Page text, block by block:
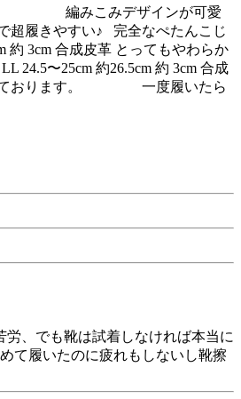
！！ 編みこみデザインが可愛
履きやすい♪ 完全なぺたんこじ
3cm 合成皮革 とってもやわらか
24.5〜25cm 約26.5cm 約 3cm 合成
だいております。 一度履いたら
、でも靴は試着しなければ本当に
て履いたのに疲れもしないし靴擦